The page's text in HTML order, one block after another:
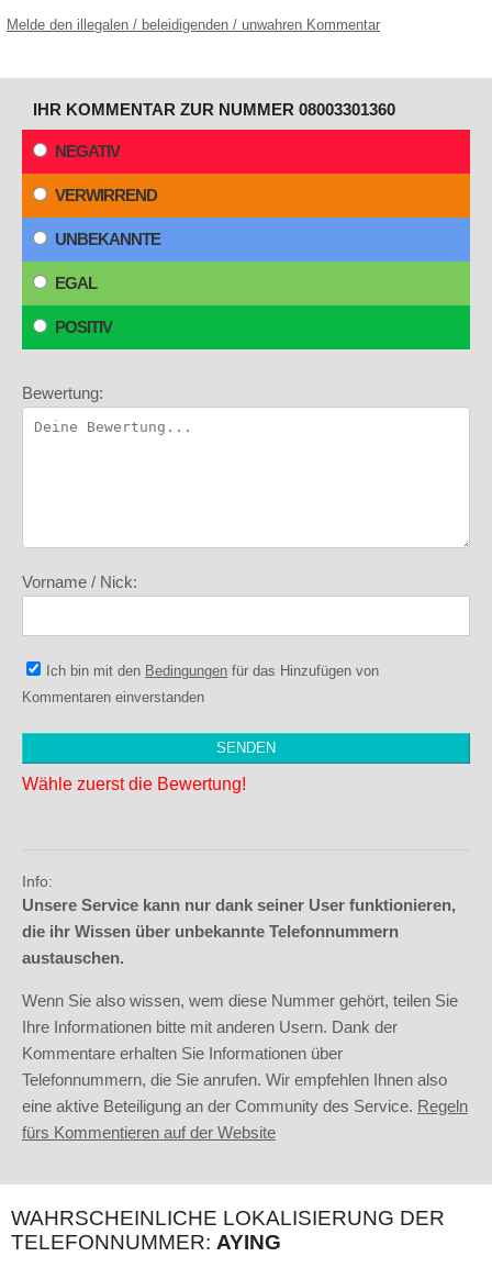
Melde den illegalen / beleidigenden / unwahren Kommentar
IHR KOMMENTAR ZUR NUMMER 08003301360
NEGATIV
VERWIRREND
UNBEKANNTE
EGAL
POSITIV
Bewertung:
Vorname / Nick:
Ich bin mit den Bedingungen für das Hinzufügen von
Kommentaren einverstanden
Wähle zuerst die Bewertung!
Info:
Unsere Service kann nur dank seiner User funktionieren,
die ihr Wissen über unbekannte Telefonnummern
austauschen.
Wenn Sie also wissen, wem diese Nummer gehört, teilen Sie
Ihre Informationen bitte mit anderen Usern. Dank der
Kommentare erhalten Sie Informationen über
Telefonnummern, die Sie anrufen. Wir empfehlen Ihnen also
eine aktive Beteiligung an der Community des Service. Regeln
fürs Kommentieren auf der Website
WAHRSCHEINLICHE LOKALISIERUNG DER
TELEFONNUMMER: AYING